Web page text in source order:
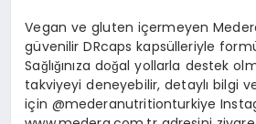
Vegan ve gluten içermeyen
güvenilir DRcaps kapsülleriyle
Sağlığınıza doğal yollarla destek
takviyeyi deneyebilir, detaylı bilgi
için @mederanutritionturkiye